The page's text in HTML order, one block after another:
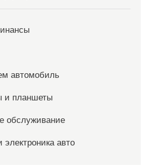
автомобиль
и планшеты
обслуживание
электроника авто